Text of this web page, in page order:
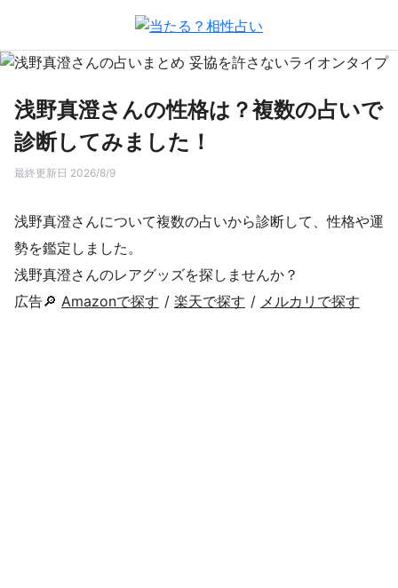
浅野真澄さんの性格は？複数の占いで
診断してみました！
最終更新日 2026/8/9
浅野真澄さんについて複数の占いから診断して、性格や運
勢を鑑定しました。
浅野真澄さんのレアグッズを探しませんか？
広告🔎 Amazonで探す / 楽天で探す / メルカリで探す